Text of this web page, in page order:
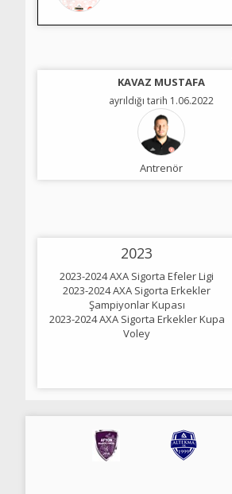
KAVAZ MUSTAFA
ayrıldığı tarih 1.06.2022
Antrenör
2023
2023-2024 AXA Sigorta Efeler Ligi
2023-2024 AXA Sigorta Erkekler
Şampiyonlar Kupası
2023-2024 AXA Sigorta Erkekler Kupa
Voley